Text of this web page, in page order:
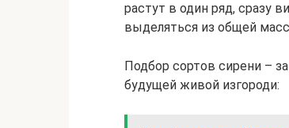
растут в один ряд, сразу
выделяться из общей
Подбор сортов сирени –
будущей живой изгороди: